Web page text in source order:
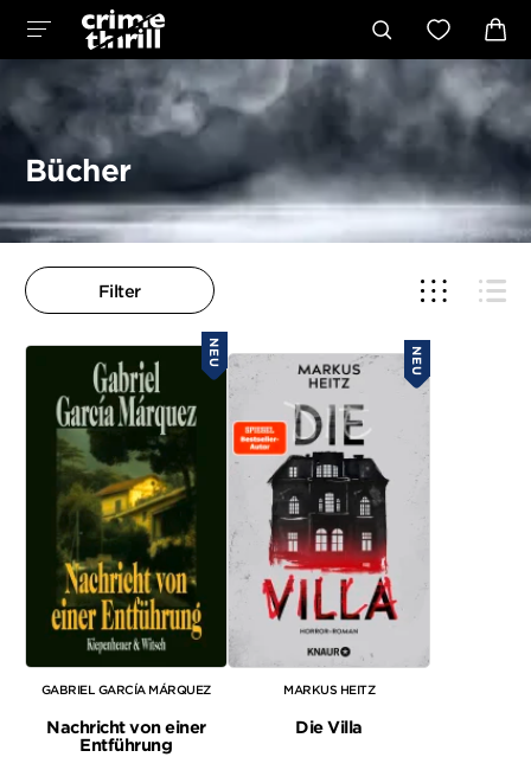
Bücher
Filter
NEU
GABRIEL GARCÍA MÁRQUEZ
Nachricht von einer
Entführung
NEU
MARKUS HEITZ
Die Villa